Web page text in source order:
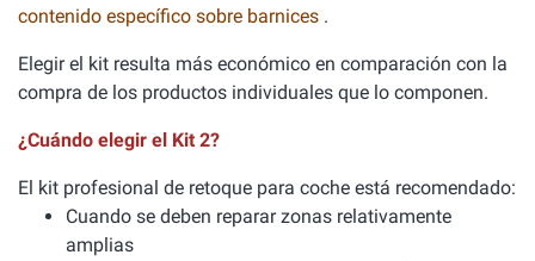
contenido específico sobre barnices .
Elegir el kit resulta más económico en comparación con la
compra de los productos individuales que lo componen.
¿Cuándo elegir el Kit 2?
El kit profesional de retoque para coche está recomendado:
Cuando se deben reparar zonas relativamente
amplias